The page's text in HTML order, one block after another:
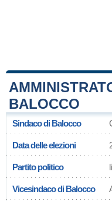
BALOCCO
Sindaco di Balocco
Data delle elezioni
Partito politico
Vicesindaco di Balocco